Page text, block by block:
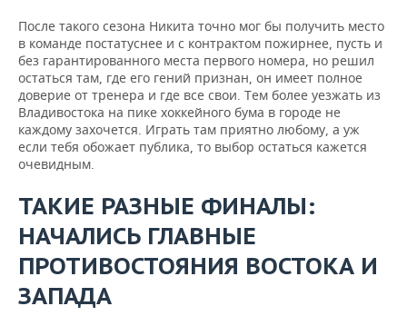
После такого сезона Никита точно мог бы получить место
в команде постатуснее и с контрактом пожирнее, пусть и
без гарантированного места первого номера, но решил
остаться там, где его гений признан, он имеет полное
доверие от тренера и где все свои. Тем более уезжать из
Владивостока на пике хоккейного бума в городе не
каждому захочется. Играть там приятно любому, а уж
если тебя обожает публика, то выбор остаться кажется
очевидным.
ТАКИЕ РАЗНЫЕ ФИНАЛЫ:
НАЧАЛИСЬ ГЛАВНЫЕ
ПРОТИВОСТОЯНИЯ ВОСТОКА И
ЗАПАДА